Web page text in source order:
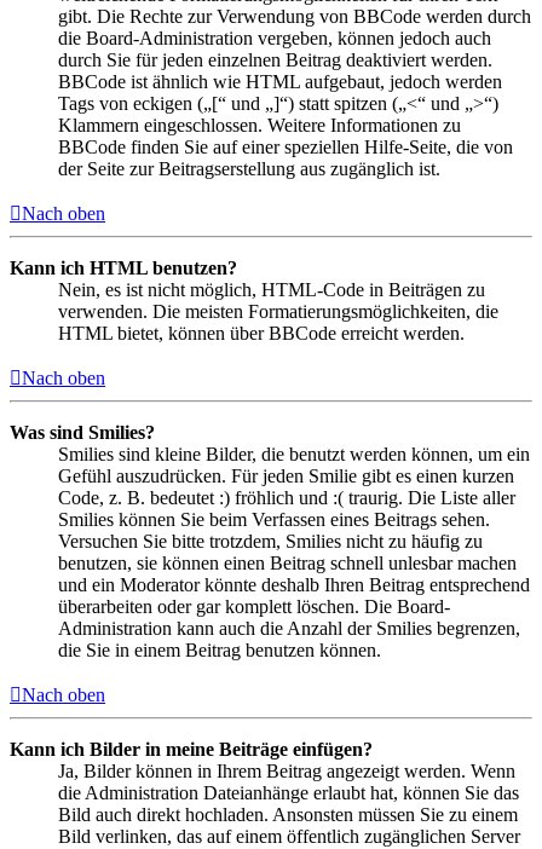
gibt. Die Rechte zur Verwendung von BBCode werden durch
die Board-Administration vergeben, können jedoch auch
durch Sie für jeden einzelnen Beitrag deaktiviert werden.
BBCode ist ähnlich wie HTML aufgebaut, jedoch werden
Tags von eckigen („[“ und „]“) statt spitzen („<“ und „>“)
Klammern eingeschlossen. Weitere Informationen zu
BBCode finden Sie auf einer speziellen Hilfe-Seite, die von
der Seite zur Beitragserstellung aus zugänglich ist.
Nach oben
Kann ich HTML benutzen?
Nein, es ist nicht möglich, HTML-Code in Beiträgen zu
verwenden. Die meisten Formatierungsmöglichkeiten, die
HTML bietet, können über BBCode erreicht werden.
Nach oben
Was sind Smilies?
Smilies sind kleine Bilder, die benutzt werden können, um ein
Gefühl auszudrücken. Für jeden Smilie gibt es einen kurzen
Code, z. B. bedeutet :) fröhlich und :( traurig. Die Liste aller
Smilies können Sie beim Verfassen eines Beitrags sehen.
Versuchen Sie bitte trotzdem, Smilies nicht zu häufig zu
benutzen, sie können einen Beitrag schnell unlesbar machen
und ein Moderator könnte deshalb Ihren Beitrag entsprechend
überarbeiten oder gar komplett löschen. Die Board-
Administration kann auch die Anzahl der Smilies begrenzen,
die Sie in einem Beitrag benutzen können.
Nach oben
Kann ich Bilder in meine Beiträge einfügen?
Ja, Bilder können in Ihrem Beitrag angezeigt werden. Wenn
die Administration Dateianhänge erlaubt hat, können Sie das
Bild auch direkt hochladen. Ansonsten müssen Sie zu einem
Bild verlinken, das auf einem öffentlich zugänglichen Server